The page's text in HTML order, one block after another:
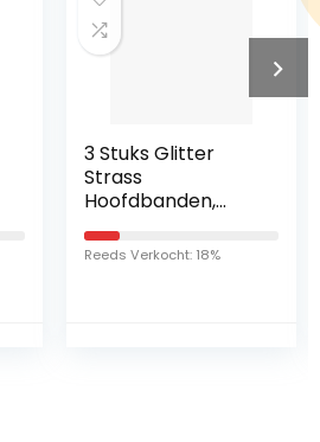
3 Stuks Glitter
Strass
Hoofdbanden,
Rhinestone en
Crystal Harde
Reeds Verkocht: 18%